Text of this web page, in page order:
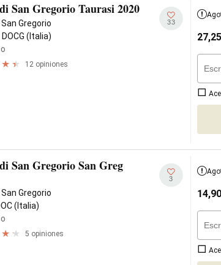
San Gregorio Taurasi 2020
San Gregorio
(Italia)
12 opiniones
33
27,25
San Gregorio San Greg
San Gregorio
(Italia)
5 opiniones
3
14,90